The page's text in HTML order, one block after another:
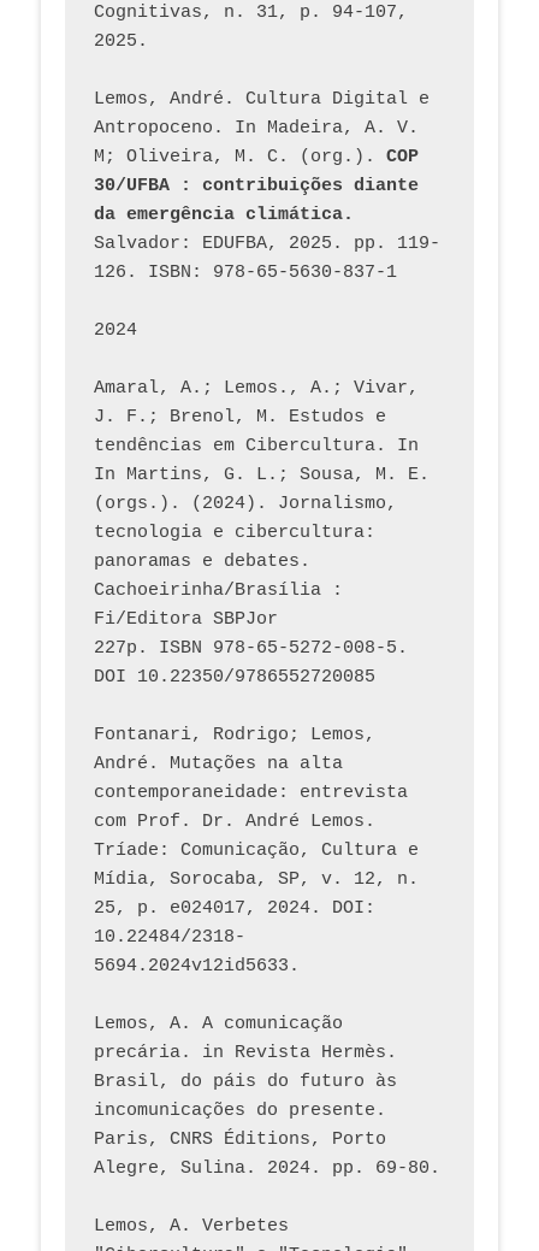
Cognitivas, n. 31, p. 94-107,
2025.
Lemos, André. Cultura Digital e
Antropoceno. In Madeira, A. V.
M; Oliveira, M. C. (org.). COP
30/UFBA : contribuições diante
da emergência climática.
Salvador: EDUFBA, 2025. pp. 119-
126. ISBN: 978-65-5630-837-1
2024
Amaral, A.; Lemos., A.; Vivar,
J. F.; Brenol, M. Estudos e
tendências em Cibercultura. In
In Martins, G. L.; Sousa, M. E.
(orgs.). (2024). Jornalismo,
tecnologia e cibercultura:
panoramas e debates.
Cachoeirinha/Brasília :
Fi/Editora SBPJor
227p. ISBN 978-65-5272-008-5.
DOI 10.22350/9786552720085
Fontanari, Rodrigo; Lemos,
André. Mutações na alta
contemporaneidade: entrevista
com Prof. Dr. André Lemos.
Tríade: Comunicação, Cultura e
Mídia, Sorocaba, SP, v. 12, n.
25, p. e024017, 2024. DOI:
10.22484/2318-
5694.2024v12id5633.
Lemos, A. A comunicação
precária. in Revista Hermès.
Brasil, do páis do futuro às
incomunicações do presente.
Paris, CNRS Éditions, Porto
Lemos, A. Verbetes